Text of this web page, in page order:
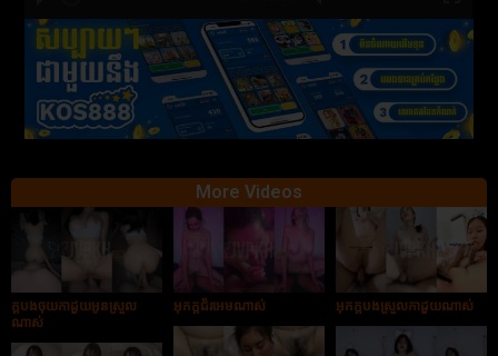
hd2880
hd2160
hd2160
hd1440
highres
hd1080
hd720
large
medium
small
tiny
More Videos
ក្ដបងចុយកាដួយអូនស្រួល
ណាស់
អុកក្ដជ័រអេមណាស់ អុកក្ដបងស្រួលកាដួយណាស់